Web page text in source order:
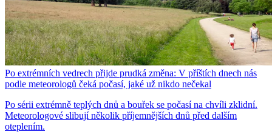
Po extrémních vedrech přijde prudká změna: V příštích dnech nás
podle meteorologů čeká počasí, jaké už nikdo nečekal
Po sérii extrémně teplých dnů a bouřek se počasí na chvíli zklidní.
Meteorologové slibují několik příjemnějších dnů před dalším
oteplením.